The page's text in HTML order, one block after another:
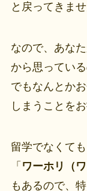
と戻ってきませ
なので、あな
から思ってい
でもなんとか
しまうことを
留学でなくて
「 ワーホリ（
もあるので、